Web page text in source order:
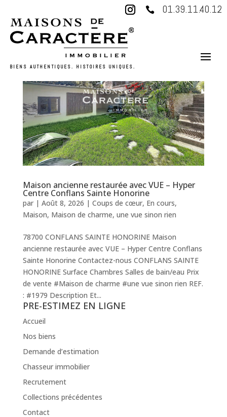
 01.39.11.40.12
BIENS AUTHENTIQUES. HISTOIRES UNIQUES.
Maison ancienne restaurée avec VUE – Hyper
Centre Conflans Sainte Honorine
par | Août 8, 2026 | Coups de cœur, En cours,
Maison, Maison de charme, une vue sinon rien
78700 CONFLANS SAINTE HONORINE Maison
ancienne restaurée avec VUE – Hyper Centre Conflans
Sainte Honorine Contactez-nous CONFLANS SAINTE
HONORINE Surface Chambres Salles de bain/eau Prix
de vente #Maison de charme #une vue sinon rien REF.
: #1979 Description Et...
PRE-ESTIMEZ EN LIGNE
Accueil
Nos biens
Demande d’estimation
Chasseur immobilier
Recrutement
Collections précédentes
Contact